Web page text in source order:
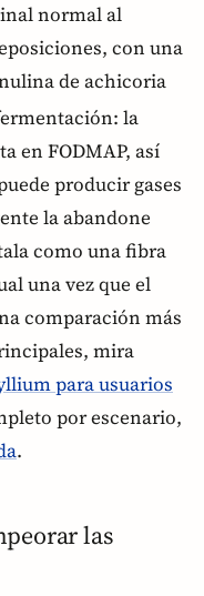
normal al
con una
de achicoria
la
en FODMAP, así
producir gases
la abandone
como una fibra
una vez que el
comparación más
mira
para usuarios
por escenario,
.
las